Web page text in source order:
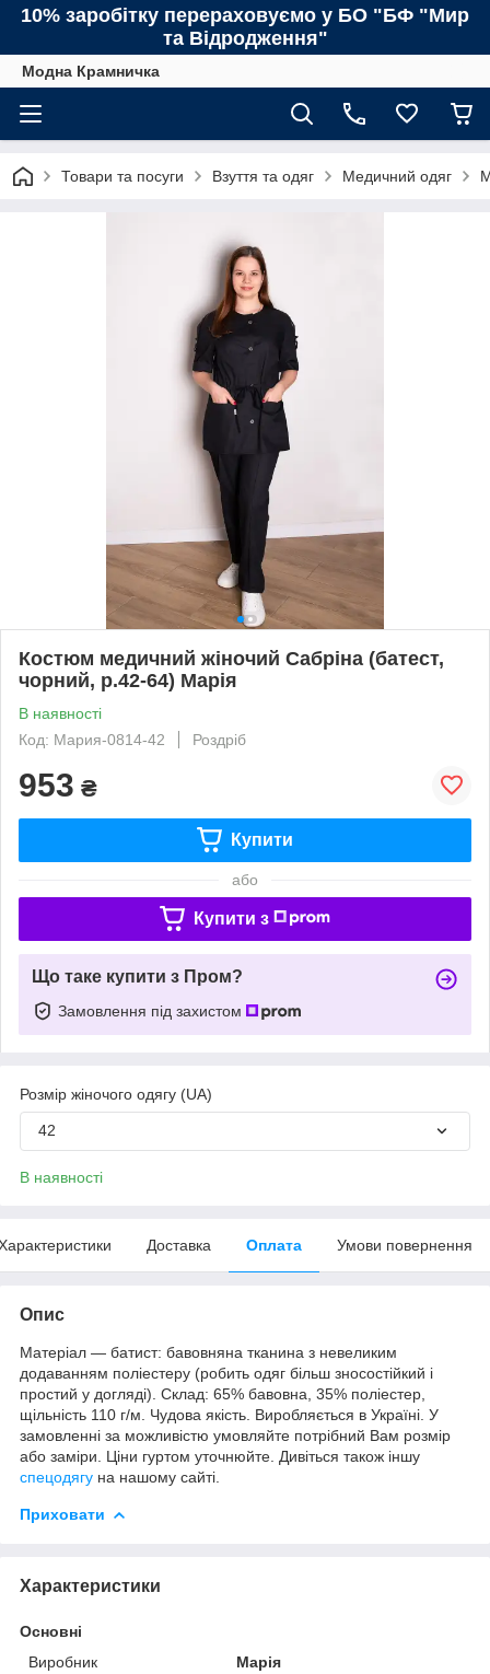
10% заробітку перераховуємо у БО "БФ "Мир
та Відродження"
Модна Крамничка
Товари та посуги Взуття та одяг Медичний одяг
Костюм медичний жіночий Сабріна (батест,
чорний, р.42-64) Марія
В наявності
Код: Мария-0814-42
Роздріб
953 ₴
Купити
або
Купити з
Що таке купити з Пром?
Замовлення під захистом
Розмір жіночого одягу (UA)
42
В наявності
Доставка Оплата Умови повернення
Опис
Матеріал — батист: бавовняна тканина з невеликим
додаванням поліестеру (робить одяг більш зносостійкий і
простий у догляді). Склад: 65% бавовна, 35% поліестер,
щільність 110 г/м. Чудова якість. Виробляється в Україні. У
замовленні за можливістю умовляйте потрібний Вам розмір
або заміри. Ціни гуртом уточнюйте. Дивіться також іншу
спецодягу на нашому сайті.
Приховати
Характеристики
Основні
Виробник
Марія